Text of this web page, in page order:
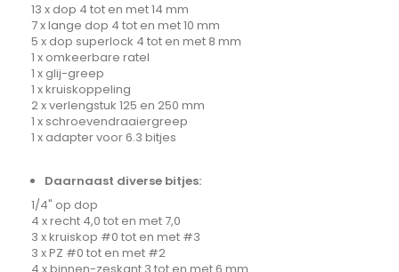
13 x dop 4 tot en met 14 mm
7 x lange dop 4 tot en met 10 mm
5 x dop superlock 4 tot en met 8 mm
1 x omkeerbare ratel
1 x glij-greep
1 x kruiskoppeling
2 x verlengstuk 125 en 250 mm
1 x schroevendraaiergreep
1 x adapter voor 6.3 bitjes
Daarnaast diverse bitjes:
1/4" op dop
4 x recht 4,0 tot en met 7,0
3 x kruiskop #0 tot en met #3
3 x PZ #0 tot en met #2